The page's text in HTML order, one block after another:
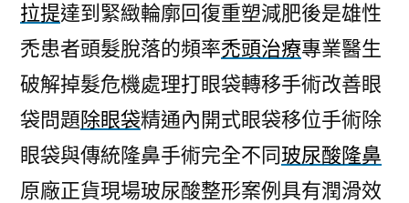
拉提達到緊緻輪廓回復重塑減肥後是雄性
禿患者頭髮脫落的頻率禿頭治療專業醫生
破解掉髮危機處理打眼袋轉移手術改善眼
袋問題除眼袋精通內開式眼袋移位手術除
眼袋與傳統隆鼻手術完全不同玻尿酸隆鼻
原廠正貨現場玻尿酸整形案例具有潤滑效